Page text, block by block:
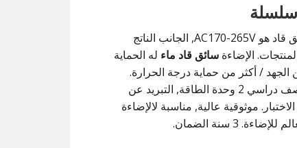
CVW سلسلة ثابت سائق يقودها للماء IP67, الجانب مدخلات سائق قاد هو AC170-265V, الجانب الناتج
سائق قاد ماء له الحماية
الجهد / أكثر من حماية درجة الحرارة.
تصميم IP67 للمنشآت في الأماكن المغلقة أو في الهواء الطلق. صف دراسي 2 وحدة الطاقة, التبريد عن
كاملة يحرق في الاختبار. موثوقية عالية, مناسبة لالإضاءة
3 سنة الضمان.